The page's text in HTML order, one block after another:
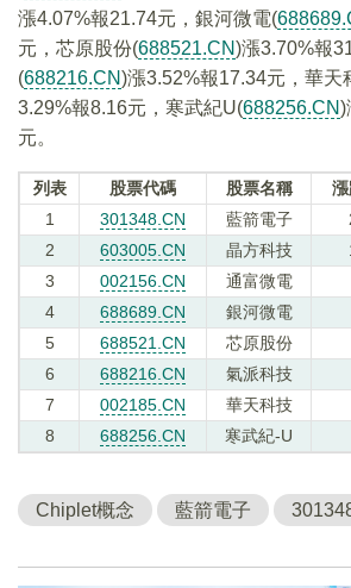
漲4.07%報21.74元，銀河微電(
元，芯原股份(688521.CN)漲3.70%報
(688216.CN)漲3.52%報17.34元，華天
3.29%報8.16元，寒武紀U(688256.CN)
元。
列表 股票代碼 股票名稱
1
301348.CN 藍箭電子
2
603005.CN 晶方科技
3
002156.CN 通富微電
4
688689.CN 銀河微電
5
688521.CN 芯原股份
6
688216.CN 氣派科技
7
002185.CN 華天科技
8
688256.CN 寒武紀-U
Chiplet概念 藍箭電子